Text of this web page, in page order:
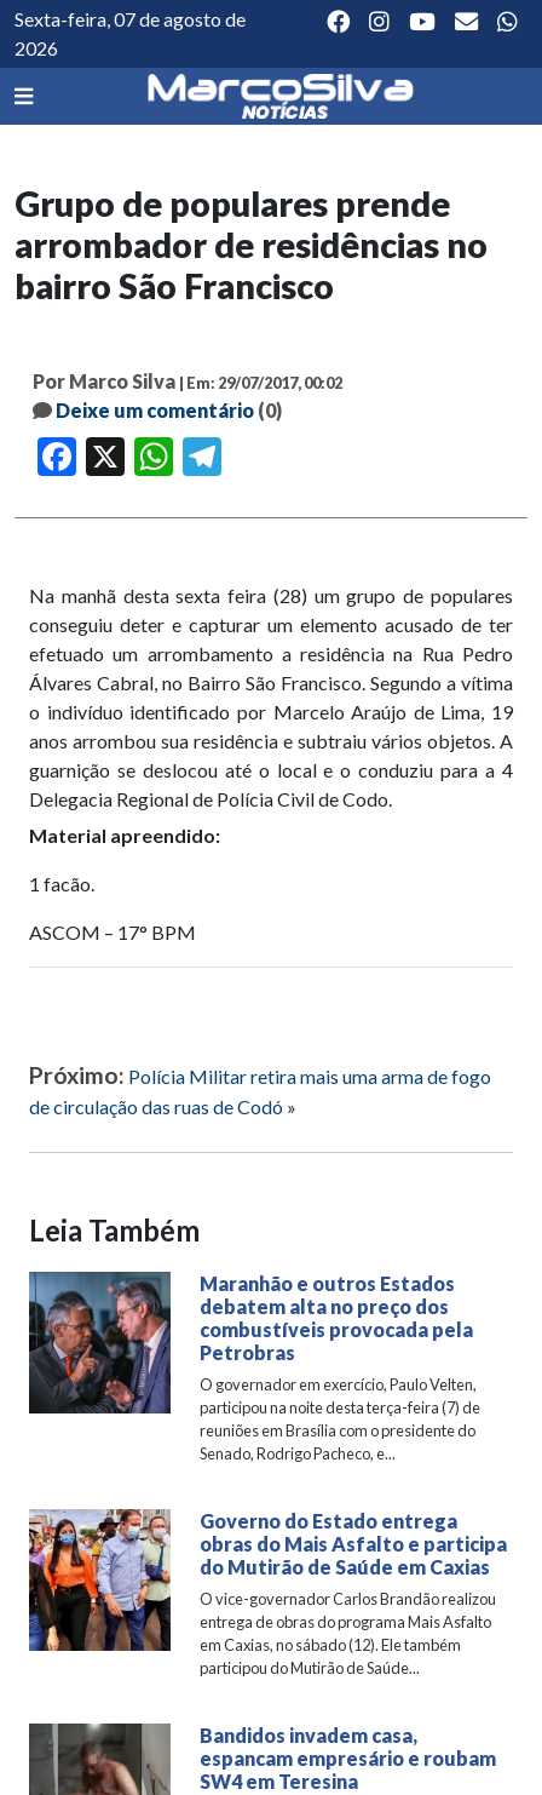
Sexta-feira, 07 de agosto de
2026
Grupo de populares prende
arrombador de residências no
bairro São Francisco
Por Marco Silva | Em: 29/07/2017, 00:02
Deixe um comentário (0)
Facebook WhatsApp
Na manhã desta sexta feira (28) um grupo de populares
conseguiu deter e capturar um elemento acusado de ter
efetuado um arrombamento a residência na Rua Pedro
Álvares Cabral, no Bairro São Francisco. Segundo a vítima
o indivíduo identificado por Marcelo Araújo de Lima, 19
anos arrombou sua residência e subtraiu vários objetos. A
guarnição se deslocou até o local e o conduziu para a 4
Delegacia Regional de Polícia Civil de Codo.
Material apreendido:
1 facão.
ASCOM – 17° BPM
Próximo: Polícia Militar retira mais uma arma de fogo
de circulação das ruas de Codó »
Leia Também
Maranhão e outros Estados
debatem alta no preço dos
combustíveis provocada pela
Petrobras
O governador em exercício, Paulo Velten,
participou na noite desta terça-feira (7) de
reuniões em Brasília com o presidente do
Senado, Rodrigo Pacheco, e...
Governo do Estado entrega
obras do Mais Asfalto e participa
do Mutirão de Saúde em Caxias
O vice-governador Carlos Brandão realizou
entrega de obras do programa Mais Asfalto
em Caxias, no sábado (12). Ele também
participou do Mutirão de Saúde...
Bandidos invadem casa,
espancam empresário e roubam
SW4 em Teresina